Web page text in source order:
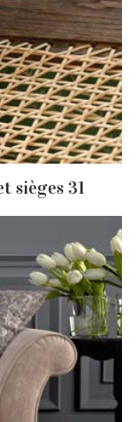
sièges 31